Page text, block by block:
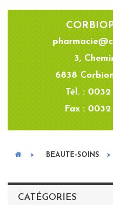
3,
6838
Tél. :
Fax :
> BEAUTE-SOINS >
CATÉGORIES